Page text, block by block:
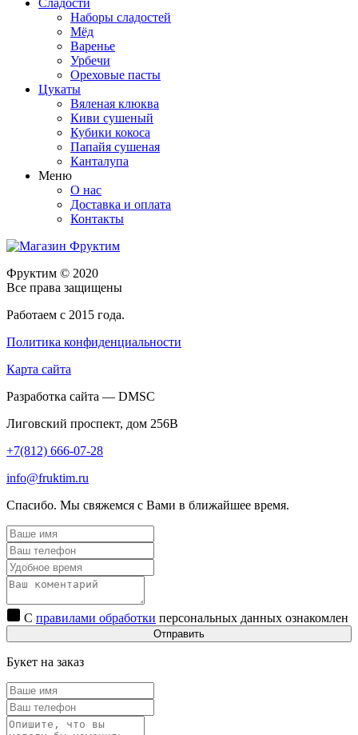
Сладости
Наборы сладостей
Мёд
Варенье
Урбечи
Ореховые пасты
Цукаты
Вяленая клюква
Киви сушеный
Кубики кокоса
Папайя сушеная
Канталупа
Меню
О нас
Доставка и оплата
Контакты
Фруктим © 2020
Все права защищены
Работаем с 2015 года.
Политика конфиденциальности
Карта сайта
Разработка сайта — DMSC
Лиговский проспект, дом 256В
+7(812) 666-07-28
info@fruktim.ru
Спасибо. Мы свяжемся с Вами в ближайшее время.
С правилами обработки персональных данных ознакомлен
Отправить
Букет на заказ